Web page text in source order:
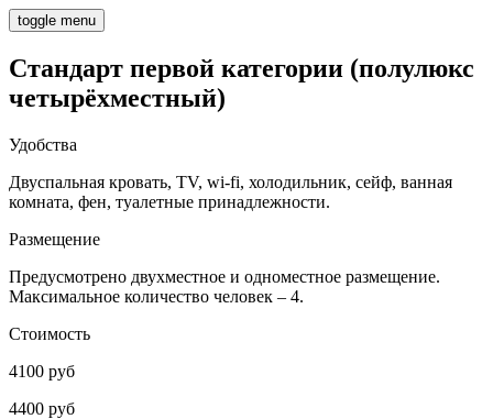
toggle menu
Стандарт первой категории (полулюкс
четырёхместный)
Удобства
Двуспальная кровать, TV, wi-fi, холодильник, сейф, ванная
комната, фен, туалетные принадлежности.
Размещение
Предусмотрено двухместное и одноместное размещение.
Максимальное количество человек – 4.
Стоимость
4100 руб
4400 руб